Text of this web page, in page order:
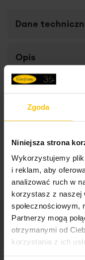
Zgoda
Niniejsza strona
Wykorzystujemy
i reklam, aby
analizować ruch w
korzystasz z naszej
społecznościowym,
Partnerzy mogą
otrzymanymi od
korzystania z ich
Dane
Więcej
informacji
SKU
Rozmiar (szer. x dł.)
Długość towaru
Wysokość towaru
Jednostka miary
Waga netto
Pobierz instrukcję
Opis
Ozdoba choinkowa
szerokość:3 cm
wysokość:10 cm